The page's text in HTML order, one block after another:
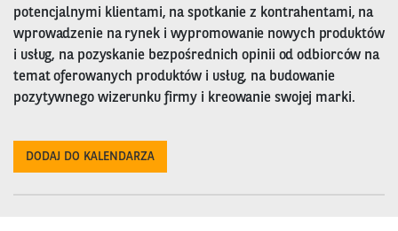
potencjalnymi klientami, na spotkanie z kontrahentami, na
wprowadzenie na rynek i wypromowanie nowych produktów
i usług, na pozyskanie bezpośrednich opinii od odbiorców na
temat oferowanych produktów i usług, na budowanie
pozytywnego wizerunku firmy i kreowanie swojej marki.
DODAJ DO KALENDARZA